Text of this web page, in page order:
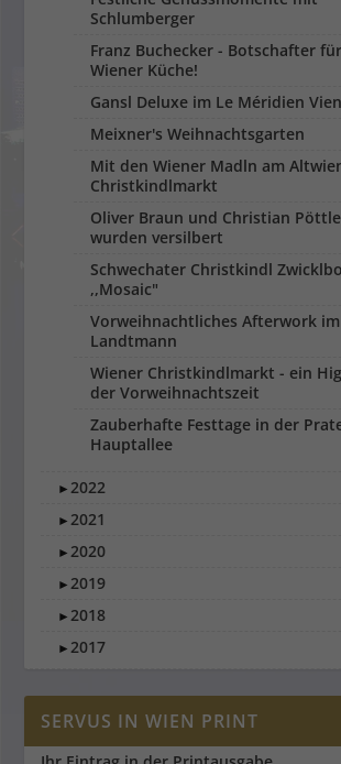
Schlumberger
Franz Buchecker - Botschafter
Wiener Küche!
Gansl Deluxe im Le Méridien
Meixner's Weihnachtsgarten
Mit den Wiener Madln am
Christkindlmarkt
Oliver Braun und Christian
wurden versilbert
Schwechater Christkindl
,,Mosaic"
Vorweihnachtliches Afterwork im
Landtmann
Wiener Christkindlmarkt - ein
der Vorweihnachtszeit
Zauberhafte Festtage in der
Hauptallee
►2022
►2021
►2020
►2019
►2018
►2017
SERVUS IN WIEN PRINT